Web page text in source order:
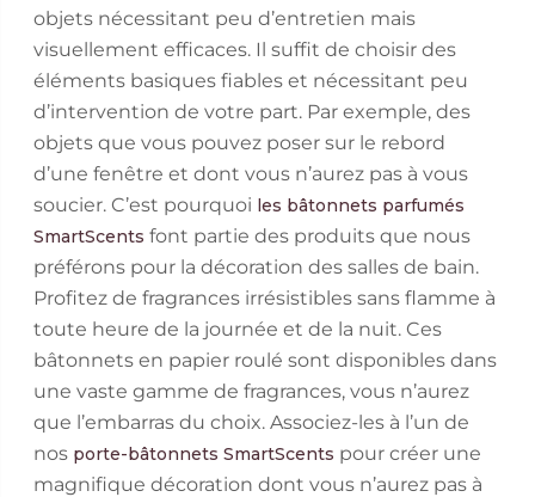
objets nécessitant peu d’entretien mais
visuellement efficaces. Il suffit de choisir des
éléments basiques fiables et nécessitant peu
d’intervention de votre part. Par exemple, des
objets que vous pouvez poser sur le rebord
d’une fenêtre et dont vous n’aurez pas à vous
soucier. C’est pourquoi les bâtonnets parfumés
SmartScents font partie des produits que nous
préférons pour la décoration des salles de bain.
Profitez de fragrances irrésistibles sans flamme à
toute heure de la journée et de la nuit. Ces
bâtonnets en papier roulé sont disponibles dans
une vaste gamme de fragrances, vous n’aurez
que l’embarras du choix. Associez-les à l’un de
nos porte-bâtonnets SmartScents pour créer une
magnifique décoration dont vous n’aurez pas à